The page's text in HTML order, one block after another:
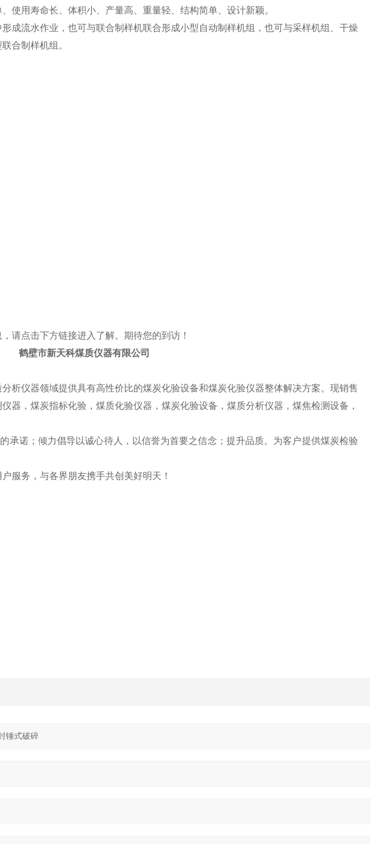
使用寿命长、体积小、产量高、重量轻、结构简单、设计新颖。
成流水作业，也可与联合制样机联合形成小型自动制样机组，也可与采样机组、干燥
合制样机组。
请点击下方链接进入了解。期待您的到访！
鹤壁市新天科煤质仪器有限公司
析仪器领域提供具有高性价比的煤炭化验设备和煤炭化验仪器整体解决方案。现销售
器，煤炭指标化验，煤质化验仪器，煤炭化验设备，煤质分析仪器，煤焦检测设备，
承诺；倾力倡导以诚心待人，以信誉为首要之信念；提升品质。为客户提供煤炭检验
服务，与各界朋友携手共创美好明天！